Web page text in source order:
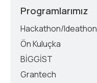
Programlarımız
Hackathon/Ideathon
Ön Kuluçka
BİGGİST
Grantech